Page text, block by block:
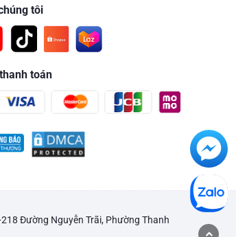
tôi
toán
Đường Nguyễn Trãi, Phường Thanh